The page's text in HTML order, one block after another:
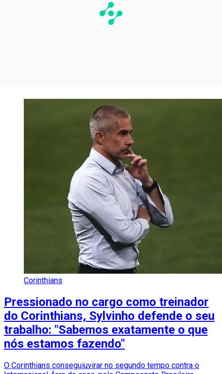
Corinthians
Pressionado no cargo como treinador
do Corinthians, Sylvinho defende o seu
trabalho: "Sabemos exatamente o que
nós estamos fazendo"
O Corinthians conseguiuvirar no segundo tempo contra o